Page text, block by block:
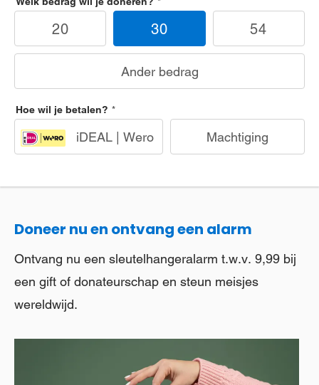
20 30 54
Ander bedrag
Hoe wil je betalen?
iDEAL | Wero Machtiging
Doneer nu en ontvang een alarm
Ontvang nu een sleutelhangeralarm t.w.v. 9,99 bij
een gift of donateurschap en steun meisjes
wereldwijd.